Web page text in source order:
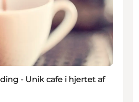
- Unik cafe i hjertet af